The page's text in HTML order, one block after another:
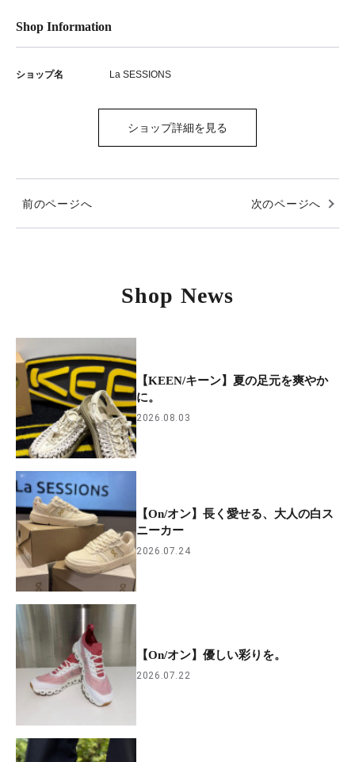
Shop Information
ショップ名 La SESSIONS
ショップ詳細を見る
前のページへ 次のページへ
Shop News
【KEEN/キーン】夏の足元を爽やか
に。
2026.08.03
【On/オン】長く愛せる、大人の白ス
ニーカー
2026.07.24
【On/オン】優しい彩りを。
2026.07.22